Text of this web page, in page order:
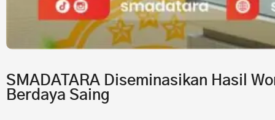
SMADATARA Diseminasikan Hasil
Berdaya Saing